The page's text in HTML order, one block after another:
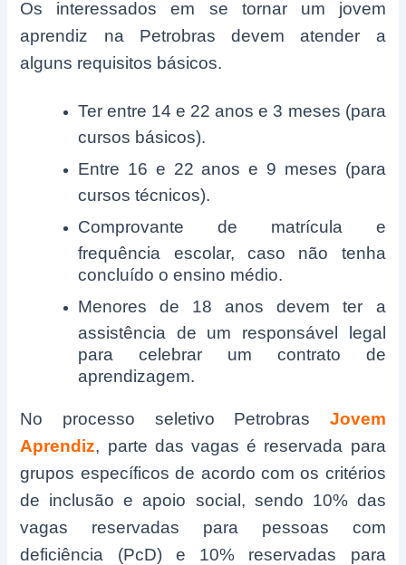
Os interessados em se tornar um jovem
aprendiz na Petrobras devem atender a
alguns requisitos básicos.
Ter entre 14 e 22 anos e 3 meses (para
cursos básicos).
Entre 16 e 22 anos e 9 meses (para
cursos técnicos).
Comprovante de matrícula e
frequência escolar, caso não tenha
concluído o ensino médio.
Menores de 18 anos devem ter a
assistência de um responsável legal
para celebrar um contrato de
aprendizagem.
No processo seletivo Petrobras Jovem
Aprendiz, parte das vagas é reservada para
grupos específicos de acordo com os critérios
de inclusão e apoio social, sendo 10% das
vagas reservadas para pessoas com
deficiência (PcD) e 10% reservadas para